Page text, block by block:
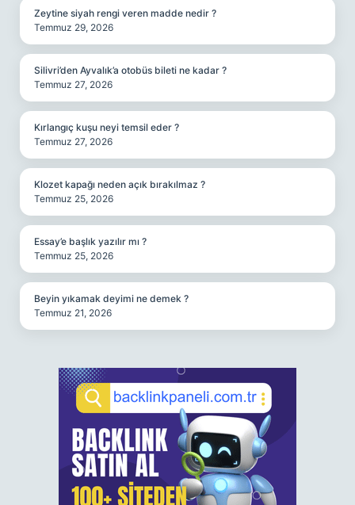
Zeytine siyah rengi veren madde nedir ?
Temmuz 29, 2026
Silivri’den Ayvalık’a otobüs bileti ne kadar ?
Temmuz 27, 2026
Kırlangıç kuşu neyi temsil eder ?
Temmuz 27, 2026
Klozet kapağı neden açık bırakılmaz ?
Temmuz 25, 2026
Essay’e başlık yazılır mı ?
Temmuz 25, 2026
Beyin yıkamak deyimi ne demek ?
Temmuz 21, 2026